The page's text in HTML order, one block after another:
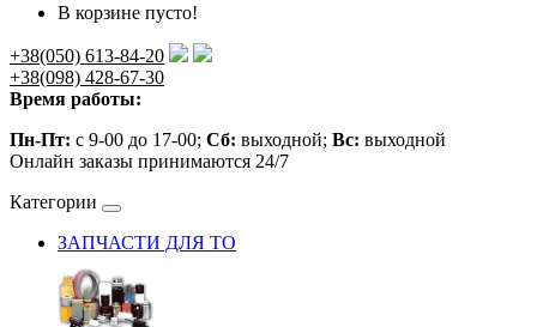
В корзине пусто!
+38(050) 613-84-20
+38(098) 428-67-30
Время работы:
Пн-Пт: с 9-00 до 17-00; Сб: выходной; Вс: выходной
Онлайн заказы принимаются 24/7
Категории
ЗАПЧАСТИ ДЛЯ ТО